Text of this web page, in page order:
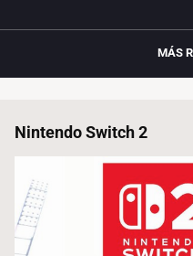
MÁS
Nintendo Switch 2